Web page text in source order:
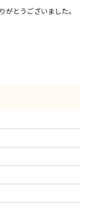
がとうございました。